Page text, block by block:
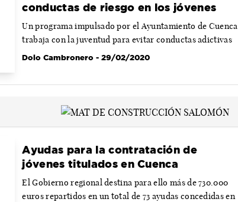
conductas de riesgo en los jóvenes
Un programa impulsado por el Ayuntamiento de Cuenca
trabaja con la juventud para evitar conductas adictivas
Dolo Cambronero - 29/02/2020
Ayudas para la contratación de
jóvenes titulados en Cuenca
El Gobierno regional destina para ello más de 730.000
euros repartidos en un total de 73 ayudas concedidas en